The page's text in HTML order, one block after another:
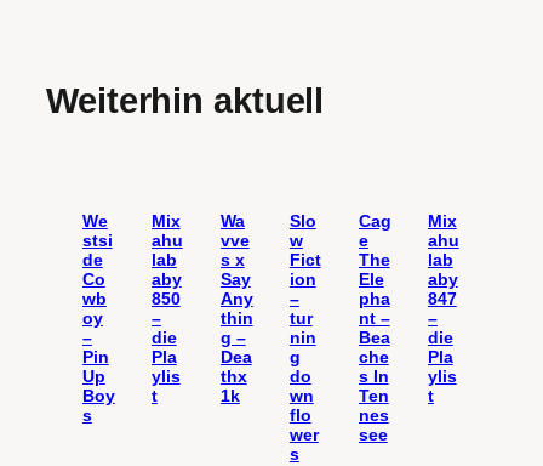
Weiterhin aktuell
We
stsi
de
Co
wb
oy
–
Pin
Up
Boy
s
Mix
ahu
lab
aby
850
–
die
Pla
ylis
t
Wa
vve
s x
Say
Any
thin
g –
Dea
thx
1k
Slo
w
Fict
ion
–
tur
nin
g
do
wn
flo
wer
s
Cag
e
The
Ele
pha
nt –
Bea
che
s In
Ten
nes
see
Mix
ahu
lab
aby
847
–
die
Pla
ylis
t